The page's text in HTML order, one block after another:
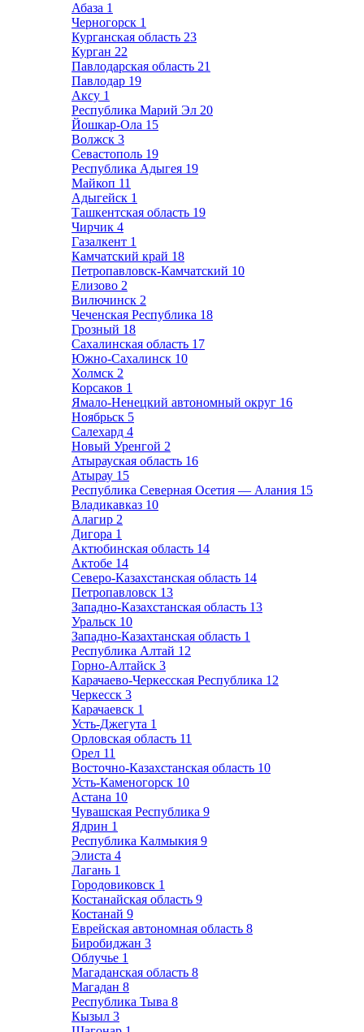
Абаза 1
Черногорск 1
Курганская область 23
Курган 22
Павлодарская область 21
Павлодар 19
Аксу 1
Республика Марий Эл 20
Йошкар-Ола 15
Волжск 3
Севастополь 19
Республика Адыгея 19
Майкоп 11
Адыгейск 1
Ташкентская область 19
Чирчик 4
Газалкент 1
Камчатский край 18
Петропавловск-Камчатский 10
Елизово 2
Вилючинск 2
Чеченская Республика 18
Грозный 18
Сахалинская область 17
Южно-Сахалинск 10
Холмск 2
Корсаков 1
Ямало-Ненецкий автономный округ 16
Ноябрьск 5
Салехард 4
Новый Уренгой 2
Атырауская область 16
Атырау 15
Республика Северная Осетия — Алания 15
Владикавказ 10
Алагир 2
Дигора 1
Актюбинская область 14
Актобе 14
Северо-Казахстанская область 14
Петропавловск 13
Западно-Казахстанская область 13
Уральск 10
Западно-Казахтанская область 1
Республика Алтай 12
Горно-Алтайск 3
Карачаево-Черкесская Республика 12
Черкесск 3
Карачаевск 1
Усть-Джегута 1
Орловская область 11
Орел 11
Восточно-Казахстанская область 10
Усть-Каменогорск 10
Астана 10
Чувашская Республика 9
Ядрин 1
Республика Калмыкия 9
Элиста 4
Лагань 1
Городовиковск 1
Костанайская область 9
Костанай 9
Еврейская автономная область 8
Биробиджан 3
Облучье 1
Магаданская область 8
Магадан 8
Республика Тыва 8
Кызыл 3